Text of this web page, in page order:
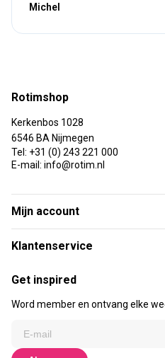
Michel
Rotimshop
Kerkenbos 1028
6546 BA Nijmegen
Tel: +31 (0) 243 221 000
E-mail: info@rotim.nl
Mijn account
Klantenservice
Get inspired
Word member en ontvang elke